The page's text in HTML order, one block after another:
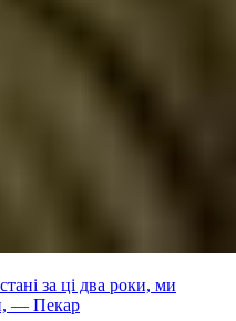
за ці два роки, ми
— Пекар